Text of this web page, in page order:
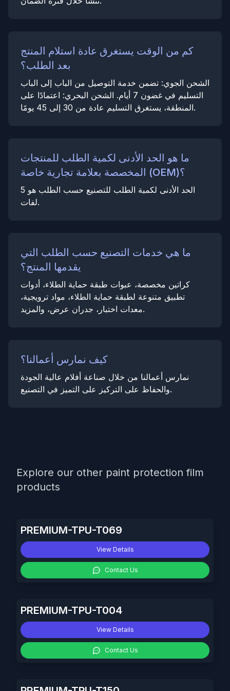
كم من الوقت يستغرق عادة استلام المنتج
بعد الطلب؟
الشحن الجوي: تضمن خدمة التوصيل من الباب إلى الباب
التسليم في غضون 7 أيام. الشحن البحري: اعتمادًا على
المنطقة، يستغرق التسليم عادة من 30 إلى 45 يومًا.
ما هو الحد الأدنى لكمية الطلب للمنتجات
المخصصة بعلامة تجارية خاصة (OEM)؟
الحد الأدنى لكمية الطلب للتصنيع حسب الطلب هو 5
لفات.
ما هي خدمات التصنيع حسب الطلب التي
يقدمها المنتج؟
كراتين مخصصة، عبوات طبقة حماية الطلاء، أدوات
تطبيق متنوعة لطبقة حماية الطلاء، مواد ترويجية،
معدات اختبار، جدران عرض، والمزيد.
كيف نمارس أعمالنا؟
نمارس أعمالنا من خلال صناعة أفلام عالية الجودة
والحفاظ على التركيز على التميز في التصنيع.
Explore our other paint protection film
products
PREMIUM-TPU-T069
View Details
Contact Us
PREMIUM-TPU-T004
View Details
Contact Us